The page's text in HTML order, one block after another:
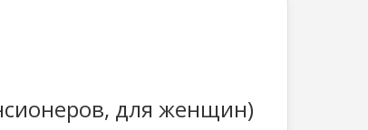
для женщин)